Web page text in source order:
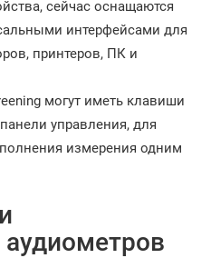
сейчас оснащаются
интерфейсами для
принтеров, ПК и
могут иметь клавиши
управления, для
измерения одним